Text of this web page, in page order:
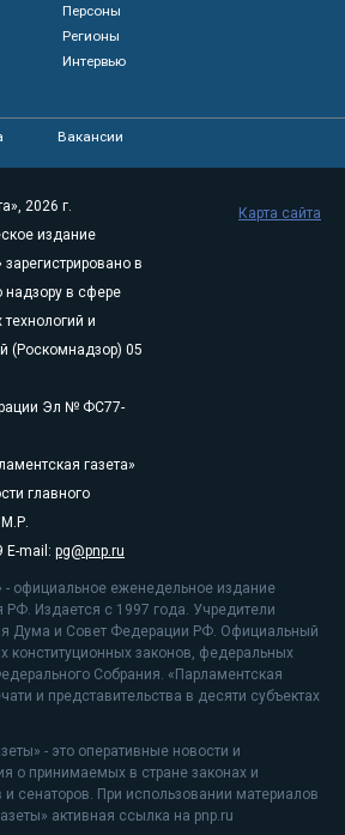
Персоны
Регионы
Интервью
Вакансии
2026 г.
издание
в
в сфере
и
(Роскомнадзор) 05
Эл № ФС77-
газета»
главного
E-mail: pg@pnp.ru
- официальное еженедельное издание
РФ. Издается с 1997 года. Учредители
Дума и Совет Федерации РФ. Официальный
конституционных законов, федеральных
Собрания. «Парламентская
и представительства в десяти субъектах
- это оперативные новости и
о принимаемых в стране законах и
и сенаторов. При использовании материалов
активная ссылка на pnp.ru
Карта сайта